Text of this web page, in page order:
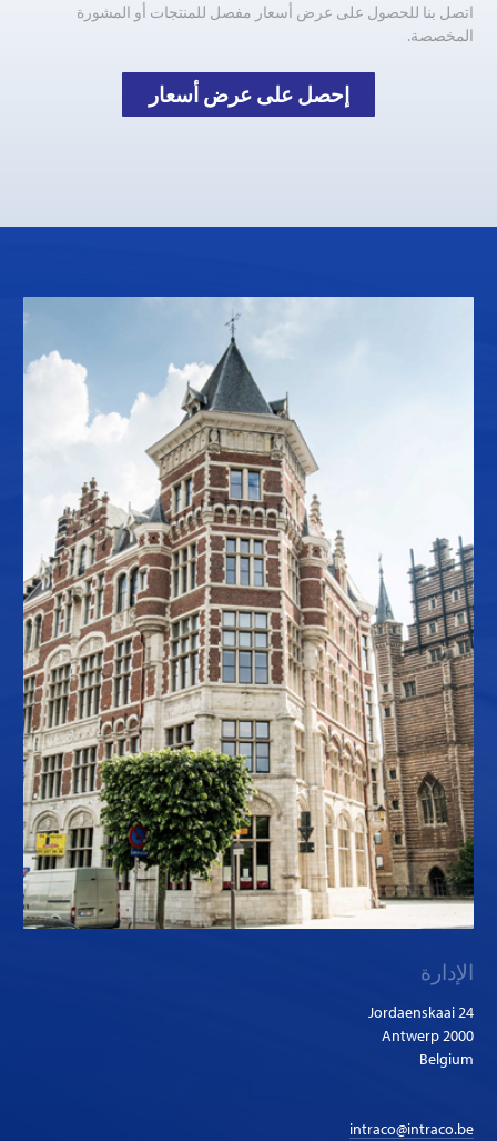
اتصل بنا للحصول على عرض أسعار مفصل للمنتجات أو المشورة
المخصصة.
إحصل على عرض أسعار
الإدارة
Jordaenskaai 24
2000 Antwerp
Belgium
intraco@intraco.be